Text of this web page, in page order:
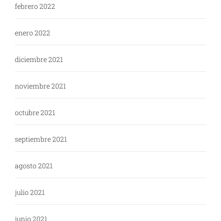
febrero 2022
enero 2022
diciembre 2021
noviembre 2021
octubre 2021
septiembre 2021
agosto 2021
julio 2021
junio 2021